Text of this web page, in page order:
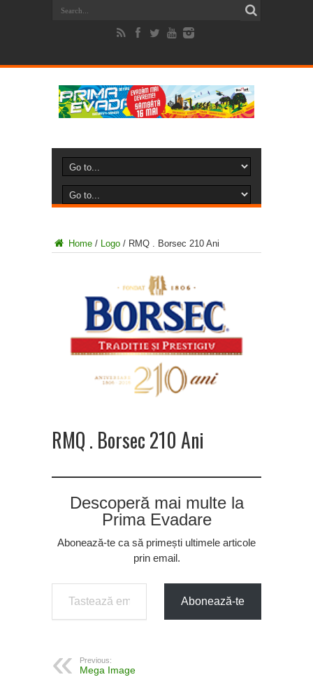
Home / Logo / RMQ . Borsec 210 Ani
RMQ . Borsec 210 Ani
Descoperă mai multe la
Prima Evadare
Abonează-te ca să primești ultimele articole
prin email.
Tastează emailul tău...
Abonează-te
Previous:
Mega Image